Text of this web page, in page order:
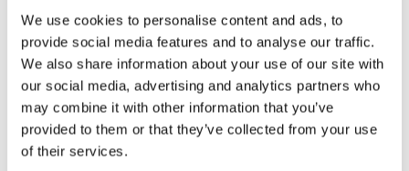
We use cookies to personalise content and ads, to
provide social media features and to analyse our traffic.
We also share information about your use of our site with
our social media, advertising and analytics partners who
may combine it with other information that you’ve
provided to them or that they’ve collected from your use
of their services.
Aber jeder bemerkt, wenn sie fehlt.
Quellen
ENISA. (2025). Technische Umsetzungshinweise zu Maßnahmen
des Cybersicherheitsrisikomanagements (Version 1.0).
Europäische Agentur für Cybersicherheit.